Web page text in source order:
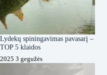
Lydekų spiningavimas pavasarį –
TOP 5 klaidos
2025 3 gegužės